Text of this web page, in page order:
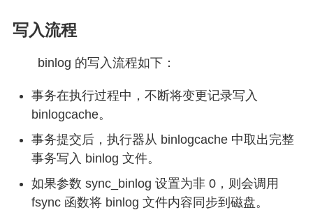
写入流程
binlog 的写入流程如下：
事务在执行过程中，不断将变更记录写入
binlogcache。
事务提交后，执行器从 binlogcache 中取出完整
事务写入 binlog 文件。
如果参数 sync_binlog 设置为非 0，则会调用
fsync 函数将 binlog 文件内容同步到磁盘。